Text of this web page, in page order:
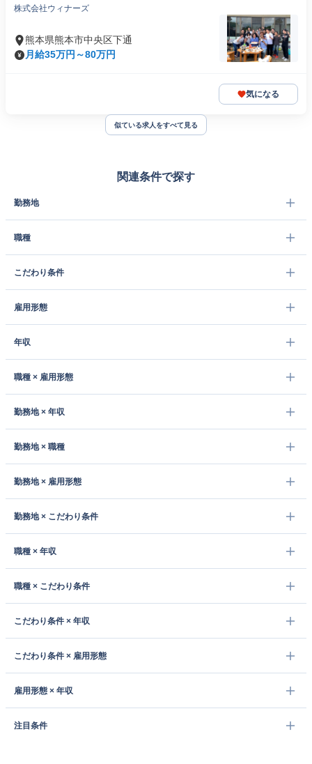
株式会社ウィナーズ
熊本県熊本市中央区下通
月給35万円～80万円
気になる
似ている求人をすべて見る
関連条件で探す
勤務地
職種
こだわり条件
雇用形態
年収
職種 × 雇用形態
勤務地 × 年収
勤務地 × 職種
勤務地 × 雇用形態
勤務地 × こだわり条件
職種 × 年収
職種 × こだわり条件
こだわり条件 × 年収
こだわり条件 × 雇用形態
雇用形態 × 年収
注目条件